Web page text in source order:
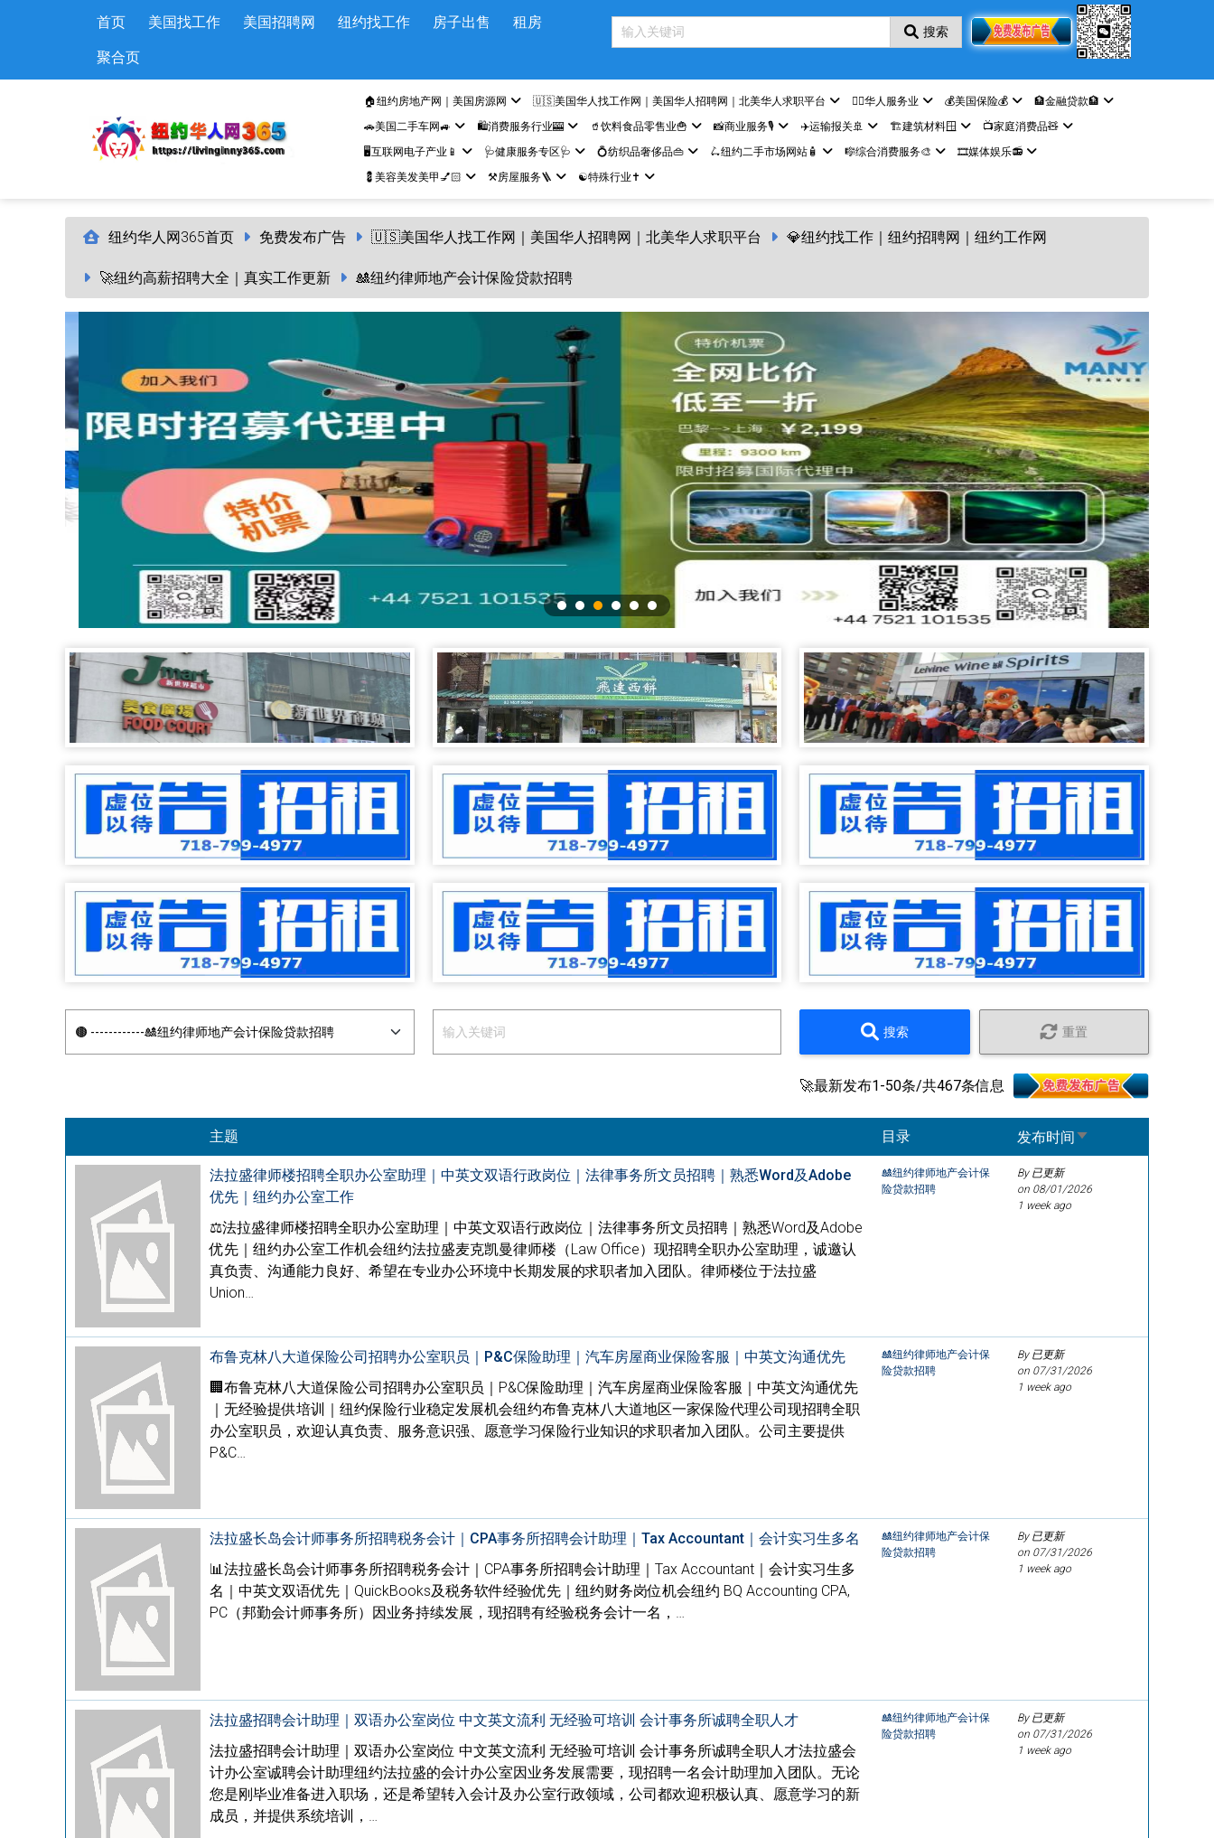
首页 美国找工作 美国招聘网 纽约找工作 房子出售 租房
聚合页
搜索
🏠纽约房地产网｜美国房源网 🇺🇸美国华人找工作网｜美国华人招聘网｜北美华人求职平台 🤵‍♀️华人服务业 💰美国保险💰
🏦金融贷款🏦
🚗美国二手车网🚙
🛍️消费服务行业🎰 🥤饮料食品零售业🍟 📸商业服务🎙️ ✈️运输报关🚢 🏗️建筑材料🪟
📺家庭消费品🧸
🖥️互联网电子产业📱
🩺健康服务专区🩺 💍纺织品奢侈品👜 🛴纽约二手市场网站🧴 🎼综合消费服务🎨
🎞️媒体娱乐📻
💈美容美发美甲💅🏻
⚒️房屋服务🪜 ☯️特殊行业✝️
纽约华人网365首页 免费发布广告 🇺🇸美国华人找工作网｜美国华人招聘网｜北美华人求职平台 💎纽约找工作｜纽约招聘网｜纽约工作网
🚀纽约高薪招聘大全｜真实工作更新 🎎纽约律师地产会计保险贷款招聘
搜索 重置
🚀最新发布1-50条/共467条信息
主题 目录 发布时间Sort ascending
法拉盛律师楼招聘全职办公室助理｜中英文双语行政岗位｜法律事务所文员招聘｜熟悉Word及Adobe
优先｜纽约办公室工作
⚖️法拉盛律师楼招聘全职办公室助理｜中英文双语行政岗位｜法律事务所文员招聘｜熟悉Word及Adobe
优先｜纽约办公室工作机会纽约法拉盛麦克凯曼律师楼（Law Office）现招聘全职办公室助理，诚邀认
真负责、沟通能力良好、希望在专业办公环境中长期发展的求职者加入团队。律师楼位于法拉盛
Union…
🎎纽约律师地产会计保
险贷款招聘
By 已更新
on 08/01/2026
1 week ago
布鲁克林八大道保险公司招聘办公室职员｜P&C保险助理｜汽车房屋商业保险客服｜中英文沟通优先
🏢布鲁克林八大道保险公司招聘办公室职员｜P&C保险助理｜汽车房屋商业保险客服｜中英文沟通优先
｜无经验提供培训｜纽约保险行业稳定发展机会纽约布鲁克林八大道地区一家保险代理公司现招聘全职
办公室职员，欢迎认真负责、服务意识强、愿意学习保险行业知识的求职者加入团队。公司主要提供
P&C…
🎎纽约律师地产会计保
险贷款招聘
By 已更新
on 07/31/2026
1 week ago
法拉盛长岛会计师事务所招聘税务会计｜CPA事务所招聘会计助理｜Tax Accountant｜会计实习生多名
📊法拉盛长岛会计师事务所招聘税务会计｜CPA事务所招聘会计助理｜Tax Accountant｜会计实习生多
名｜中英文双语优先｜QuickBooks及税务软件经验优先｜纽约财务岗位机会纽约 BQ Accounting CPA,
PC（邦勤会计师事务所）因业务持续发展，现招聘有经验税务会计一名，…
🎎纽约律师地产会计保
险贷款招聘
By 已更新
on 07/31/2026
1 week ago
法拉盛招聘会计助理｜双语办公室岗位 中文英文流利 无经验可培训 会计事务所诚聘全职人才
法拉盛招聘会计助理｜双语办公室岗位 中文英文流利 无经验可培训 会计事务所诚聘全职人才法拉盛会
计办公室诚聘会计助理纽约法拉盛的会计办公室因业务发展需要，现招聘一名会计助理加入团队。无论
您是刚毕业准备进入职场，还是希望转入会计及办公室行政领域，公司都欢迎积极认真、愿意学习的新
成员，并提供系统培训，…
🎎纽约律师地产会计保
险贷款招聘
By 已更新
on 07/31/2026
1 week ago